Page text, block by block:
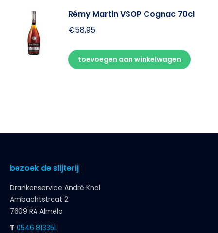
Rémy Martin VSOP Cognac 70cl
€58,95
toevoegen aan winkelwagen
bezoek de slijterij
Drankenservice André Knol
Ambachtstraat 2
7609 RA Almelo
T 0546 813351